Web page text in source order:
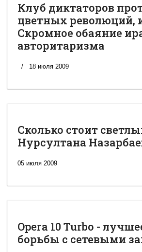
Клуб диктаторов
цветных революций,
Скромное обаяние
авторитаризма
18 июля 2009
Сколько стоит
Нурсултана
05 июля 2009
Opera 10 Turbo -
борьбы с сетевыми